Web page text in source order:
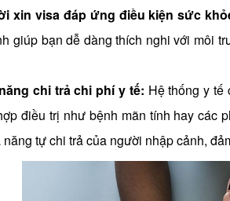
xin visa đáp ứng điều kiện sức
giúp bạn dễ dàng thích nghi với môi
chi trả chi phí y tế: Hệ thống y tế
điều trị như bệnh mãn tính hay các
tự chi trả của người nhập cảnh,